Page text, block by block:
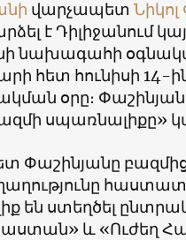
վարչապետ
է Դիլիջանում
նախագահի
հետ հունիսի 14-
օրը։
սպառնալիքը»
Փաշինյանը
են ստեղծել
և «Ուժեղ